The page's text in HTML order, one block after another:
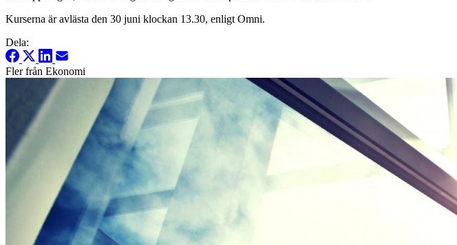
Kurserna är avlästa den 30 juni klockan 13.30, enligt Omni.
Dela:
Fler från Ekonomi